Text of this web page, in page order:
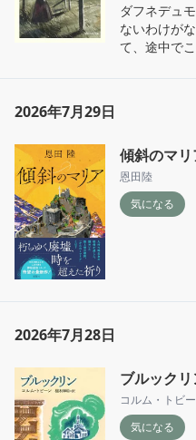
ダフネデュ
ないわけが
て、途中で
甘いハッピ
人公の勇敢
2026年7月29日
傾斜のマリ
恩田陸
気になる
2026年7月28日
ブルックリ
コルム・トビ
気になる